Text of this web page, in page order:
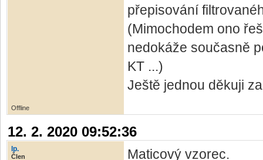
přepisování
(Mimochodem ono
nedokáže současně
KT ...)
Ještě jednou děkuji
Offline
12. 2. 2020 09:52:36
lp.
Člen Maticový vzorec.